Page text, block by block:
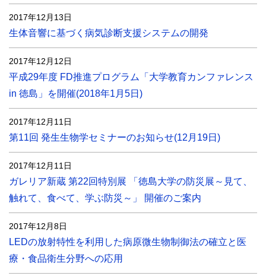
2017年12月13日
生体音響に基づく病気診断支援システムの開発
2017年12月12日
平成29年度 FD推進プログラム「大学教育カンファレンス
in 徳島」を開催(2018年1月5日)
2017年12月11日
第11回 発生生物学セミナーのお知らせ(12月19日)
2017年12月11日
ガレリア新蔵 第22回特別展 「徳島大学の防災展～見て、
触れて、食べて、学ぶ防災～」 開催のご案内
2017年12月8日
LEDの放射特性を利用した病原微生物制御法の確立と医
療・食品衛生分野への応用